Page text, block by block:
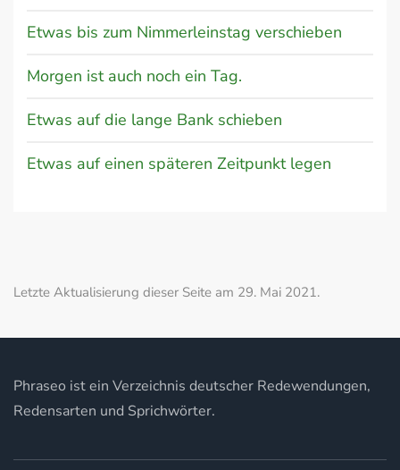
Etwas bis zum Nimmerleinstag verschieben
Morgen ist auch noch ein Tag.
Etwas auf die lange Bank schieben
Etwas auf einen späteren Zeitpunkt legen
Letzte Aktualisierung dieser Seite am 29. Mai 2021.
Phraseo ist ein Verzeichnis deutscher Redewendungen,
Redensarten und Sprichwörter.